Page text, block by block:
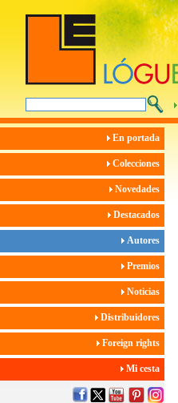
En portada
Colecciones
Novedades
Destacados
Autores
Premios
Noticias
Distribuidores
Foreign rights
Mi cesta